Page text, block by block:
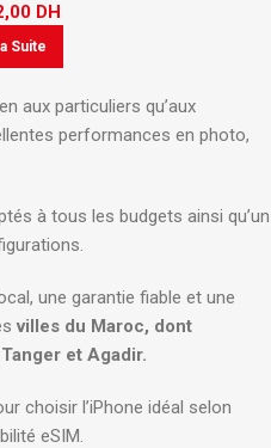
DH
Suite
aux particuliers qu’aux
performances en photo,
à tous les budgets ainsi qu’un
une garantie fiable et une
villes du Maroc, dont
et Agadir.
choisir l’iPhone idéal selon
eSIM.